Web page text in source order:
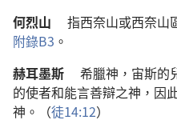
何烈山
指西奈山或西奈山
附錄B3 。
赫耳墨斯
希臘神 ， 宙斯的
的使者和能言善辯之神 ， 因
神 。（徒14:12）